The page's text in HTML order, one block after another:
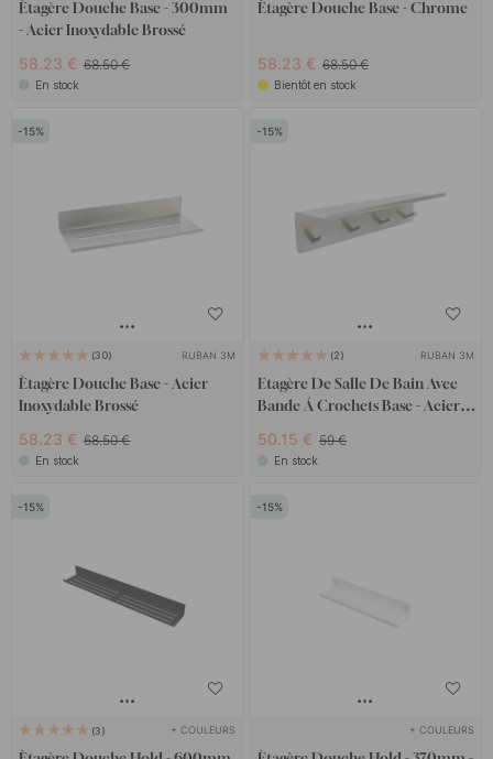
Ètagère Douche Base - 300mm
- Acier Inoxydable Brossé
58.23 € 68.50 €
En stock
Ètagère Douche Base - Chrome
58.23 € 68.50 €
Bientôt en stock
15
30 RUBAN 3M
Ètagère Douche Base - Acier
Inoxydable Brossé
58.23 € 68.50 €
En stock
15
2 RUBAN 3M
Etagère De Salle De Bain Avec
Bande Á Crochets Base - Acier
50.15 € 59 €
En stock
15
3 + COULEURS
15
+ COULEURS